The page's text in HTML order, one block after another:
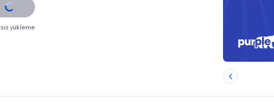
yükleme